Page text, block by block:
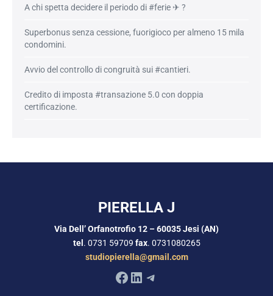
A chi spetta decidere il periodo di #ferie ✈ ?
Superbonus senza cessione, fuorigioco per almeno 15 mila
condomini.
Avvio del controllo di congruità sui #cantieri.
Credito di imposta #transazione 5.0 con doppia
certificazione.
PIERELLA J
Via Dell’ Orfanotrofio 12 – 60035 Jesi (AN)
tel . 0731 59709 fax. 0731080265
studiopierella@gmail.com
Facebook
LinkedIn
Telegram